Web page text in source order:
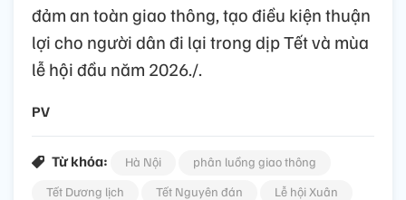
đảm an toàn giao thông, tạo điều kiện thuận
lợi cho người dân đi lại trong dịp Tết và mùa
lễ hội đầu năm 2026./.
PV
Từ khóa: Hà Nội
phân luồng giao thông
Tết Dương lịch
Tết Nguyên đán
Lễ hội Xuân